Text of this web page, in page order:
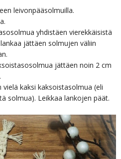
leivonpääsolmuilla.
yhdistäen vierekkäisistä
jättäen solmujen väliin
jättäen noin 2 cm
vielä kaksi kaksoistasolmua (eli
solmua). Leikkaa lankojen päät.